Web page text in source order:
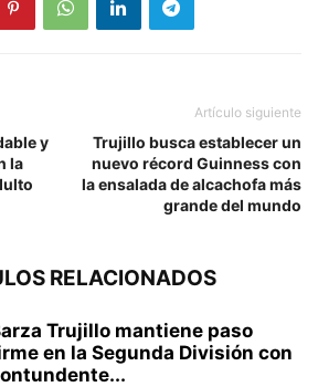
y
la
Artículo siguiente
Trujillo busca establecer un
nuevo récord Guinness con
la ensalada de alcachofa más
grande del mundo
RELACIONADOS
Trujillo mantiene paso
en la Segunda División con